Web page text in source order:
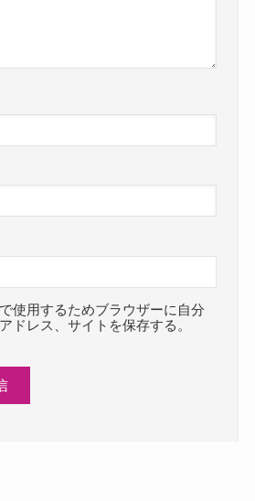
使用するためブラウザーに自分
ドレス、サイトを保存する。